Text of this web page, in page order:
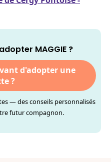
MAGGIE ?
d'adopter une
?
— des conseils personnalisés
futur compagnon.